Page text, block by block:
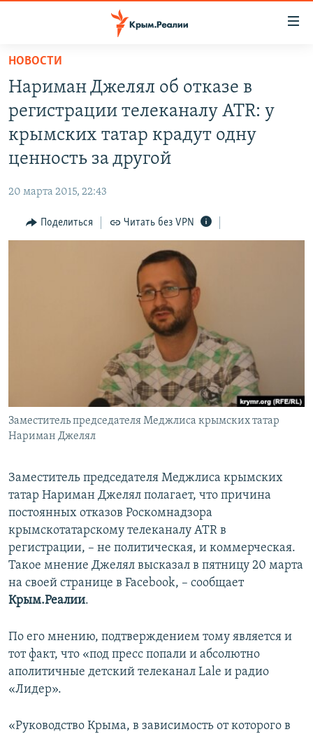
Вернуться
основному
содержанию
Вернутся
главной
Вернутся
поиску
СПЕЦПРОЕКТЫ
КАРТА ВОЕННЫХ ОБЪЕКТОВ КРЫМА
ВОДА
ИНТЕРАКТИВ
ИНФОГРАФИКА
СОВЕТЫ ПРАВОЗАЩИТНИКОВ
КРЫМ.НЕПОКОРЕННЫЙ
УКРАИНСКАЯ ПРОБЛЕМА КРЫМА
РАДІО СВОБОДА
КАК ОБОЙТИ БЛОКИРОВКУ
Все сайты RFE/RL
НОВОСТИ
Нариман Джелял об отказе в
регистрации телеканалу ATR: у
крымских татар крадут одну
ценность за другой
20 марта 2015, 22:43
Поделиться Читать без VPN
Заместитель председателя Меджлиса крымских татар
Нариман Джелял
Заместитель председателя Меджлиса крымских
татар Нариман Джелял полагает, что причина
постоянных отказов Роскомнадзора
крымскотатарскому телеканалу ATR в
регистрации, – не политическая, и коммерческая.
Такое мнение Джелял высказал в пятницу 20 марта
на своей странице в Facebook, – сообщает
Крым.Реалии.
По его мнению, подтверждением тому является и
тот факт, что «под пресс попали и абсолютно
аполитичные детский телеканал Lale и радио
«Лидер».
«Руководство Крыма, в зависимость от которого в